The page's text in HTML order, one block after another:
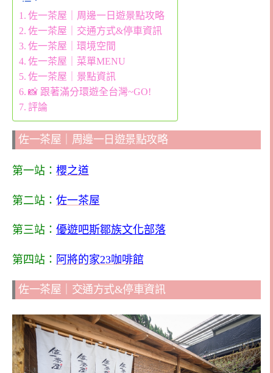
佐一茶屋｜周邊一日遊景點攻略
佐一茶屋｜交通方式&停車資訊
佐一茶屋｜環境空間
佐一茶屋｜菜單MENU
佐一茶屋｜景點資訊
📸 跟著滿分環遊全台灣~GO!
評論
佐一茶屋｜周邊一日遊景點攻略
第一站： 櫻之道
第二站： 佐一茶屋
第三站： 優遊吧斯鄒族文化部落
第四站： 阿將的家23咖啡館
佐一茶屋｜交通方式&停車資訊